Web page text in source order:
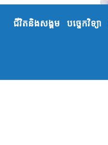
ជីវិតនិងសង្គម បច្ចេកវិទ្យា